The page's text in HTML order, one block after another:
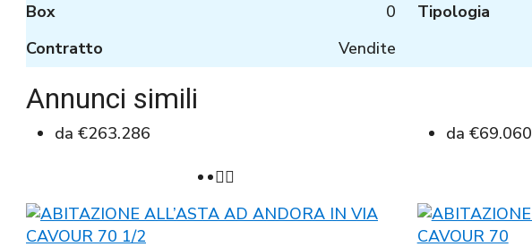
Box
0 Tipologia
Contratto
Vendite
Annunci simili
da €263.286 da €69.060